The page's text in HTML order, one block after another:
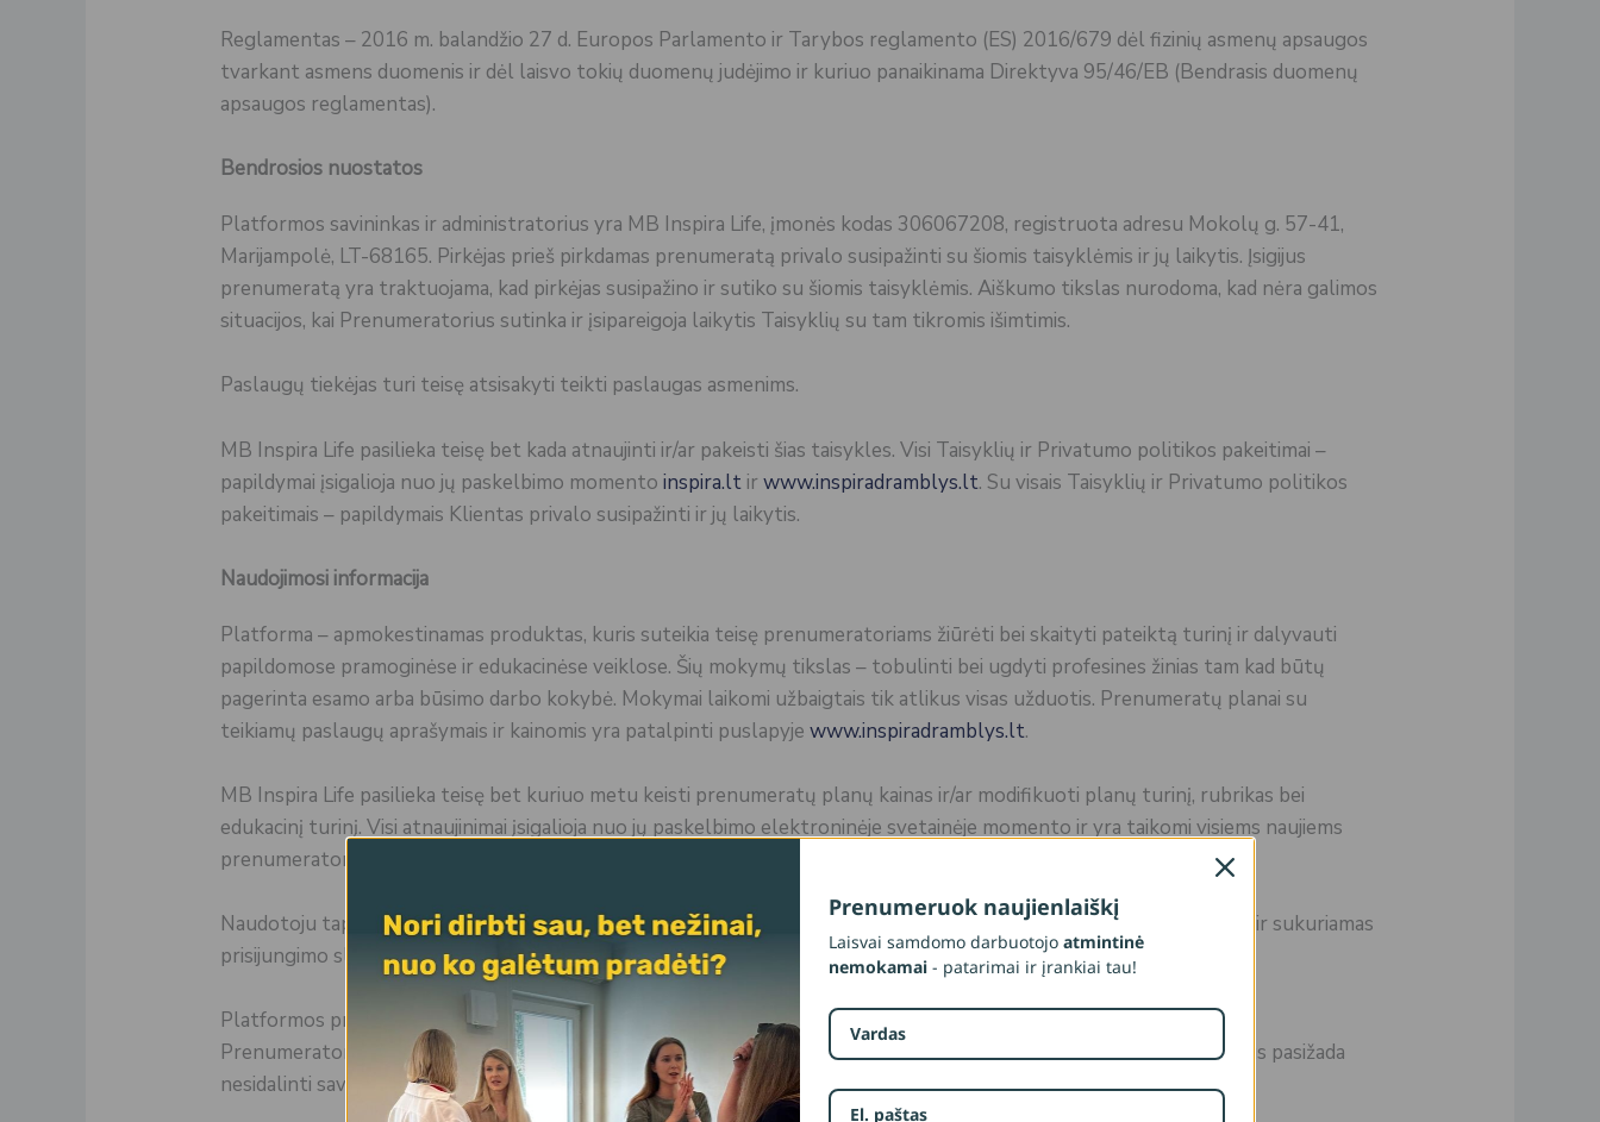
Reglamentas – 2016 m. balandžio 27 d. Europos Parlamento ir Tarybos reglamento (ES) 2016/679 dėl fizinių asmenų apsaugos
tvarkant asmens duomenis ir dėl laisvo tokių duomenų judėjimo ir kuriuo panaikinama Direktyva 95/46/EB (Bendrasis duomenų
apsaugos reglamentas).
Bendrosios nuostatos
Platformos savininkas ir administratorius yra MB Inspira Life, įmonės kodas 306067208, registruota adresu Mokolų g. 57-41,
Marijampolė, LT-68165. Pirkėjas prieš pirkdamas prenumeratą privalo susipažinti su šiomis taisyklėmis ir jų laikytis. Įsigijus
prenumeratą yra traktuojama, kad pirkėjas susipažino ir sutiko su šiomis taisyklėmis. Aiškumo tikslas nurodoma, kad nėra galimos
situacijos, kai Prenumeratorius sutinka ir įsipareigoja laikytis Taisyklių su tam tikromis išimtimis.
Paslaugų tiekėjas turi teisę atsisakyti teikti paslaugas asmenims.
MB Inspira Life pasilieka teisę bet kada atnaujinti ir/ar pakeisti šias taisykles. Visi Taisyklių ir Privatumo politikos pakeitimai –
papildymai įsigalioja nuo jų paskelbimo momentoinspira.lt irwww.inspiradramblys.lt. Su visais Taisyklių ir Privatumo politikos
pakeitimais – papildymais Klientas privalo susipažinti ir jų laikytis.
Naudojimosi informacija
Platforma – apmokestinamas produktas, kuris suteikia teisę prenumeratoriams žiūrėti bei skaityti pateiktą turinį ir dalyvauti
papildomose pramoginėse ir edukacinėse veiklose. Šių mokymų tikslas – tobulinti bei ugdyti profesines žinias tam kad būtų
pagerinta esamo arba būsimo darbo kokybė. Mokymai laikomi užbaigtais tik atlikus visas užduotis. Prenumeratų planai su
teikiamų paslaugų aprašymais ir kainomis yra patalpinti puslapyjewww.inspiradramblys.lt.
MB Inspira Life pasilieka teisę bet kuriuo metu keisti prenumeratų planų kainas ir/ar modifikuoti planų turinį, rubrikas bei
edukacinį turinį. Visi atnaujinimai įsigalioja nuo jų paskelbimo elektroninėje svetainėje momento ir yra taikomi visiems naujiems
prenumeratoriams ir/ar prenumeratoriams po pertraukos atnaujinusiems savo paskyras.
Naudotoju tapti galima įsigijus metinę arba mėnesinę narystę, susikuriant narystės profilį, kai suvedamas el. paštas ir sukuriamas
prisijungimo slaptažodis.
Platformos prenumerata yra skirta naudotis tik vienam prenumeratoriui ir yra susieta su įvestu el. pašto adresu.
Prenumeratorius gali prisijungti prie paskyros vienu metu naudojant 2 (du) išmaniuosius įrenginius. Prenumeratorius pasižada
nesidalinti savo prisijungimo duomenimis su kitais asmenimis.
Prenumeruok naujienlaiškį
Laisvai samdomo darbuotojo atmintinė
nemokamai - patarimai ir įrankiai tau!